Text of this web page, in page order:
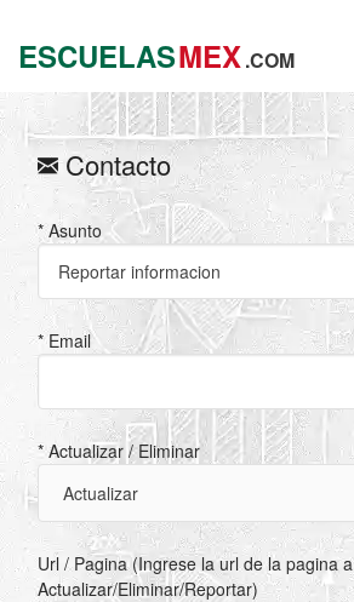
ESCUELASMEX.COM
Contacto
* Asunto
* Email
* Actualizar / Eliminar
Url / Pagina (Ingrese la url de la pagina a
Actualizar/Eliminar/Reportar)